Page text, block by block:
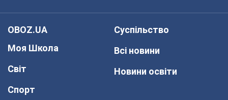
OBOZ.UA
Моя Школа
Світ
Спорт
Суспільство
Всі новини
Новини освіти